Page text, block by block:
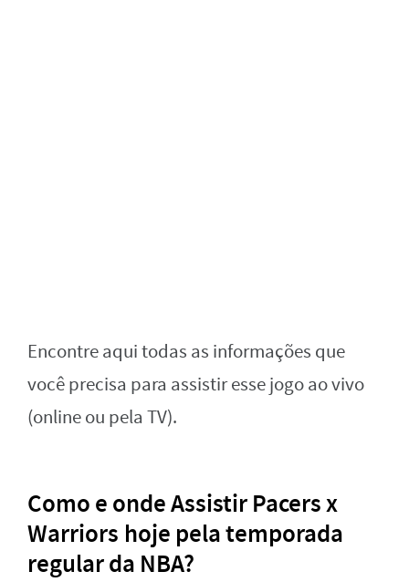
Encontre aqui todas as informações que
você precisa para assistir esse jogo ao vivo
(online ou pela TV).
Como e onde Assistir Pacers x
Warriors hoje pela temporada
regular da NBA?